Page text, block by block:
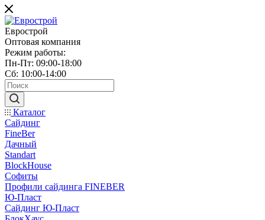
Еврострой
Оптовая компания
Режим работы:
Пн-Пт: 09:00-18:00
Сб: 10:00-14:00
Каталог
Сайдинг
FineBer
Дачный
Standart
BlockHouse
Софиты
Профили сайдинга FINEBER
Ю-Пласт
Сайдинг Ю-Пласт